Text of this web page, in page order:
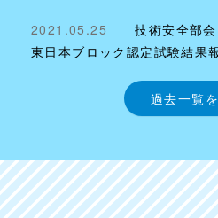
2021.05.25
技術安全部会
東日本ブロック認定試験結果
過去一覧